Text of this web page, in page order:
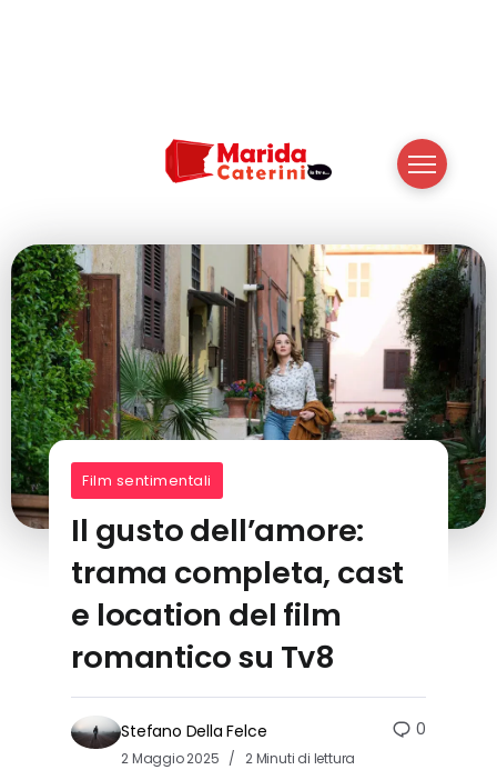
Film sentimentali
Il gusto dell’amore:
trama completa, cast
e location del film
romantico su Tv8
Stefano Della Felce
2 Maggio 2025 2 Minuti di lettura
0